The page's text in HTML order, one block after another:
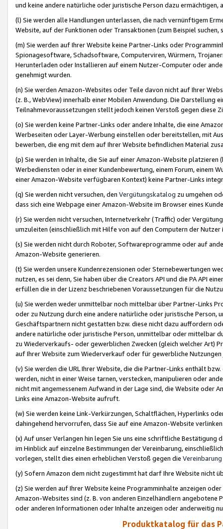
und keine andere natürliche oder juristische Person dazu
(l) Sie werden alle Handlungen unterlassen, die nach vernünftigem
Website, auf der Funktionen oder Transaktionen (zum Beispiel
(m) Sie werden auf Ihrer Website keine Partner-Links oder
Spionagesoftware, Schadsoftware, Computerviren, Würmern,
Herunterladen oder Installieren auf einem Nutzer-Computer oder
genehmigt wurden.
(n) Sie werden Amazon-Websites oder Teile davon nicht auf Ihrer
(z. B., WebView) innerhalb einer Mobilen Anwendung. Die Darstellung
Teilnahmevoraussetzungen stellt jedoch keinen Verstoß gegen diese
(o) Sie werden keine Partner-Links oder andere Inhalte, die eine
Werbeseiten oder Layer-Werbung einstellen oder bereitstellen, mit
bewerben, die eng mit dem auf Ihrer Website befindlichen Material
(p) Sie werden in Inhalte, die Sie auf einer Amazon-Website
Werbediensten oder in einer Kundenbewertung, einem Forum, einem
einer Amazon-Website verfügbaren Kontext) keine Partner-Links
(q) Sie werden nicht versuchen, den Vergütungskatalog zu umgehen
dass sich eine Webpage einer Amazon-Website im Browser eines
(r) Sie werden nicht versuchen, Internetverkehr (Traffic) oder
umzuleiten (einschließlich mit Hilfe von auf den Computern der
(s) Sie werden nicht durch Roboter, Softwareprogramme oder auf
Amazon-Website generieren.
(t) Sie werden unsere Kundenrezensionen oder Sternebewertungen
nutzen, es sei denn, Sie haben über die Creators API und die PA API
erfüllen die in der Lizenz beschriebenen Voraussetzungen für die
(u) Sie werden weder unmittelbar noch mittelbar über Partner-Links
oder zu Nutzung durch eine andere natürliche oder juristische
Geschäftspartnern nicht gestatten bzw. diese nicht dazu auffordern
andere natürliche oder juristische Person, unmittelbar oder mittelbar
zu Wiederverkaufs- oder gewerblichen Zwecken (gleich welcher Art)
auf Ihrer Website zum Wiederverkauf oder für gewerbliche
(v) Sie werden die URL Ihrer Website, die die Partner-Links enthält
werden, nicht in einer Weise tarnen, verstecken, manipulieren oder
nicht mit angemessenem Aufwand in der Lage sind, die Website oder
Links eine Amazon-Website aufruft.
(w) Sie werden keine Link-Verkürzungen, Schaltflächen, Hyperlinks
dahingehend hervorrufen, dass Sie auf eine Amazon-Website
(x) Auf unser Verlangen hin legen Sie uns eine schriftliche
im Hinblick auf einzelne Bestimmungen der Vereinbarung,
vorlegen, stellt dies einen erheblichen Verstoß gegen die Vereinbarung
(y) Sofern Amazon dem nicht zugestimmt hat darf Ihre Website nicht
(z) Sie werden auf Ihrer Website keine Programminhalte anzeigen
Amazon-Websites sind (z. B. von anderen Einzelhändlern
oder anderen Informationen oder Inhalte anzeigen oder anderweitig
Produktkatalog für das